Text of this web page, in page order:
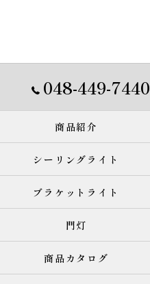
048-449-7440
商品紹介
シーリングライト
ブラケットライト
門灯
商品カタログ